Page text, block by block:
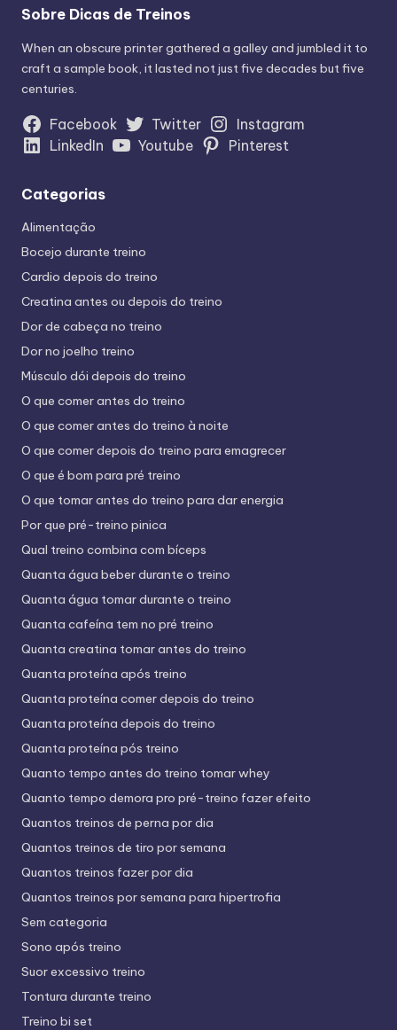
Sobre Dicas de Treinos
When an obscure printer gathered a galley and jumbled it to
craft a sample book, it lasted not just five decades but five
centuries.
Facebook Twitter
Instagram
LinkedIn
Youtube Pinterest
Categorias
Alimentação
Bocejo durante treino
Cardio depois do treino
Creatina antes ou depois do treino
Dor de cabeça no treino
Dor no joelho treino
Músculo dói depois do treino
O que comer antes do treino
O que comer antes do treino à noite
O que comer depois do treino para emagrecer
O que é bom para pré treino
O que tomar antes do treino para dar energia
Por que pré-treino pinica
Qual treino combina com bíceps
Quanta água beber durante o treino
Quanta água tomar durante o treino
Quanta cafeína tem no pré treino
Quanta creatina tomar antes do treino
Quanta proteína após treino
Quanta proteína comer depois do treino
Quanta proteína depois do treino
Quanta proteína pós treino
Quanto tempo antes do treino tomar whey
Quanto tempo demora pro pré-treino fazer efeito
Quantos treinos de perna por dia
Quantos treinos de tiro por semana
Quantos treinos fazer por dia
Quantos treinos por semana para hipertrofia
Sem categoria
Sono após treino
Suor excessivo treino
Tontura durante treino
Treino bi set